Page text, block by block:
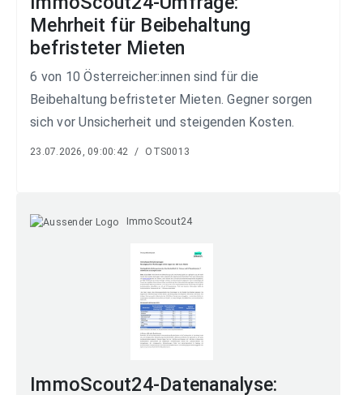
Mehrheit für Beibehaltung
befristeter Mieten
6 von 10 Österreicher:innen sind für die
Beibehaltung befristeter Mieten. Gegner sorgen
sich vor Unsicherheit und steigenden Kosten.
23.07.2026, 09:00:42 / OTS0013
ImmoScout24
ImmoScout24-Datenanalyse: